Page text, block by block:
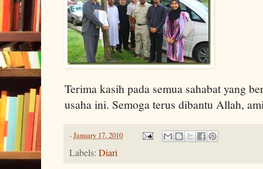
Terima kasih pada semua sahabat yang
usaha ini. Semoga terus dibantu Allah,
-January 17, 2010
Labels: Diari